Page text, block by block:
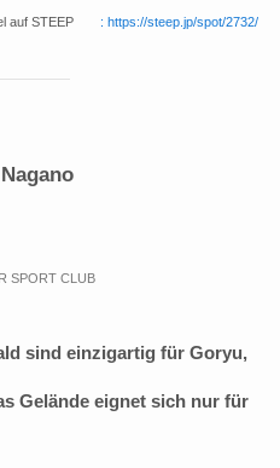
auf STEEP : https://steep.jp/spot/2732/
SPORT CLUB
sind einzigartig für Goryu,
Gelände eignet sich nur für